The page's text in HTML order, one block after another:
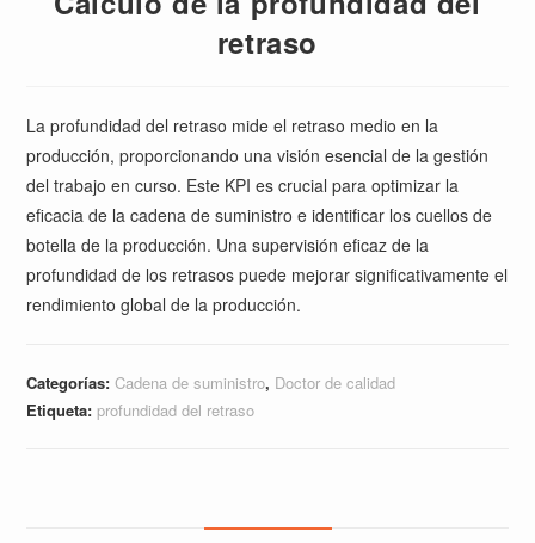
retraso
La profundidad del retraso mide el retraso medio en la
producción, proporcionando una visión esencial de la gestión
del trabajo en curso. Este KPI es crucial para optimizar la
eficacia de la cadena de suministro e identificar los cuellos de
botella de la producción. Una supervisión eficaz de la
profundidad de los retrasos puede mejorar significativamente el
rendimiento global de la producción.
Categorías:Cadena de suministro, Doctor de calidad
Etiqueta:profundidad del retraso